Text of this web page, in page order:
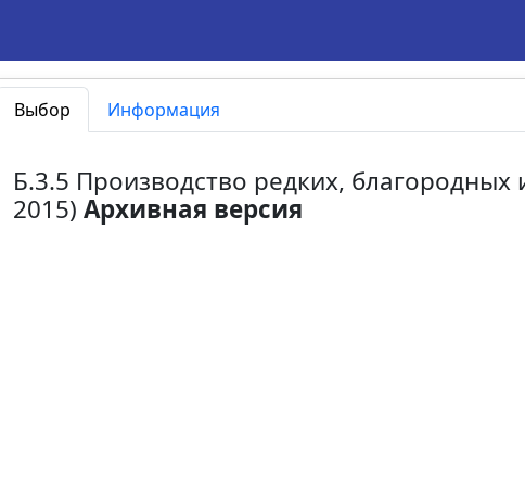
Выбор Информация
Б.3.5 Производство редких,
2015) Архивная версия